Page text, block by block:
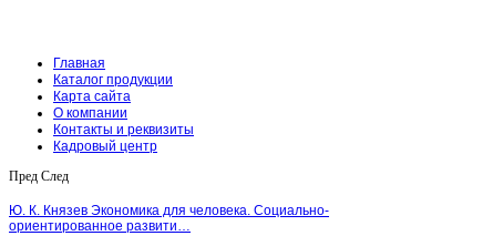
Главная
Каталог продукции
Карта сайта
О компании
Контакты и реквизиты
Кадровый центр
Пред След
Ю. К. Князев Экономика для человека. Социально-
ориентированное развити…